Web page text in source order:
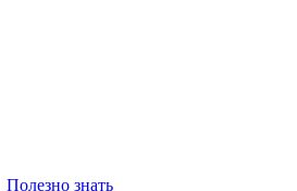
Полезно знать